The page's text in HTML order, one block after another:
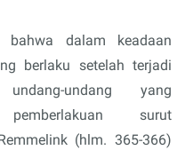
bahwa dalam keadaan
berlaku setelah terjadi
undang yang
surut
(hlm. 365-366)